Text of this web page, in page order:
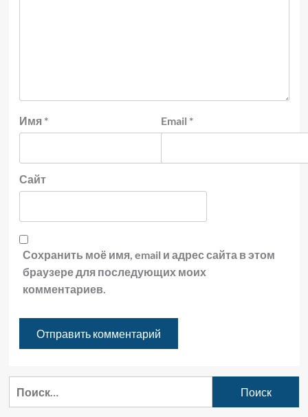
Имя * Email *
Сайт
Сохранить моё имя, email и адрес сайта в этом
браузере для последующих моих
комментариев.